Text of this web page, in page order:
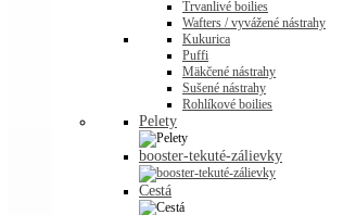
Trvanlivé boilies
Wafters / vyvážené nástrahy
Kukurica
Puffi
Mäkčené nástrahy
Sušené nástrahy
Rohlíkové boilies
Pelety
booster-tekuté-zálievky
Cestá